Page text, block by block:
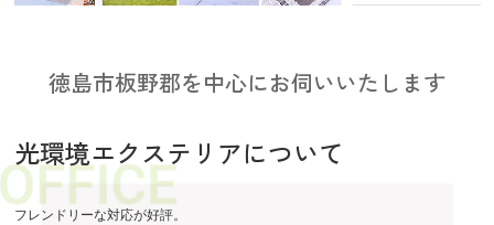
徳島市板野郡を中心にお伺いいたします
光環境エクステリアについて
フレンドリーな対応が好評。